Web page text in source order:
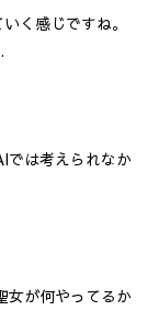
く感じですね。
では考えられなか
女が何やってるか